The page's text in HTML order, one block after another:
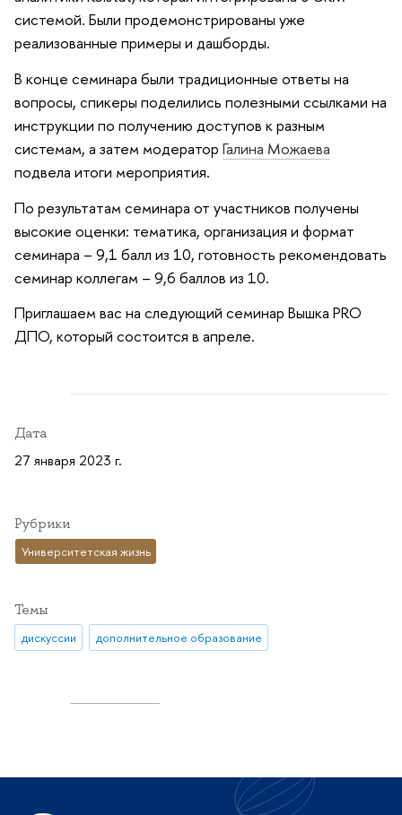
системой. Были продемонстрированы уже
реализованные примеры и дашборды.
В конце семинара были традиционные ответы на
вопросы, спикеры поделились полезными ссылками на
инструкции по получению доступов к разным
системам, а затем модератор Галина Можаева
подвела итоги мероприятия.
По результатам семинара от участников получены
высокие оценки: тематика, организация и формат
семинара – 9,1 балл из 10, готовность рекомендовать
семинар коллегам – 9,6 баллов из 10.
Приглашаем вас на следующий семинар Вышка PRO
ДПО, который состоится в апреле.
Дата
27 января 2023 г.
Рубрики
Университетская жизнь
Темы
дискуссии дополнительное образование